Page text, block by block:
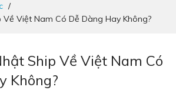
Việt Nam Có Dễ Dàng Hay Không?
Ship Về Việt Nam Có
Không?